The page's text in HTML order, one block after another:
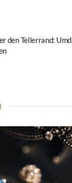
den Tellerrand: